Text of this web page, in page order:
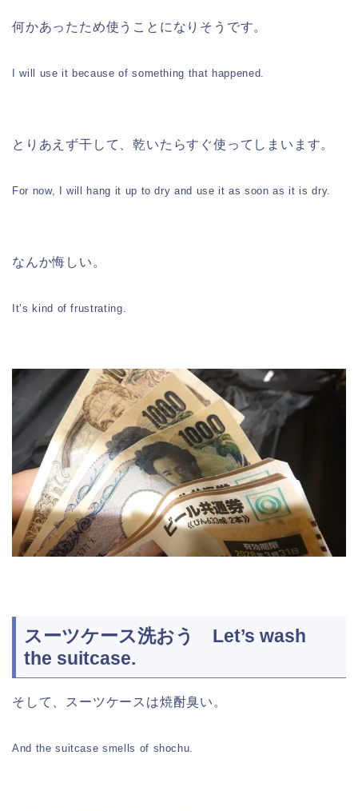
何かあったため使うことになりそうです。
I will use it because of something that happened.
とりあえず干して、乾いたらすぐ使ってしまいます。
For now, I will hang it up to dry and use it as soon as it is dry.
なんか悔しい。
It’s kind of frustrating.
スーツケース洗おう Let’s wash
the suitcase.
そして、スーツケースは焼酎臭い。
And the suitcase smells of shochu.